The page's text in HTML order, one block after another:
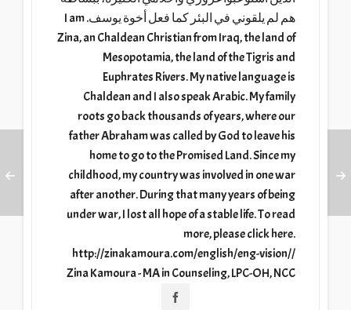
هم لم يلقوني في البئر كما فعل أخوة يوسف. I am
Zina, an Chaldean Christian from Iraq, the land of
Mesopotamia, the land of the Tigris and
Euphrates Rivers. My native language is
Chaldean and I also speak Arabic. My family
roots go back thousands of years, where our
father Abraham was called by God to leave his
home to go to the Promised Land. Since my
childhood, my country was involved in one war
after another. During that many years of being
under war, I lost all hope of a stable life. To read
more, please click here.
http://zinakamoura.com/english/eng-vision//
Zina Kamoura - MA in Counseling, LPC-OH, NCC